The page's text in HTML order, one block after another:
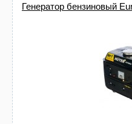
Генератор бензиновый